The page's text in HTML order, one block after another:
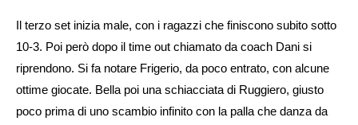
Il terzo set inizia male, con i ragazzi che finiscono subito sotto
10-3. Poi però dopo il time out chiamato da coach Dani si
riprendono. Si fa notare Frigerio, da poco entrato, con alcune
ottime giocate. Bella poi una schiacciata di Ruggiero, giusto
poco prima di uno scambio infinito con la palla che danza da